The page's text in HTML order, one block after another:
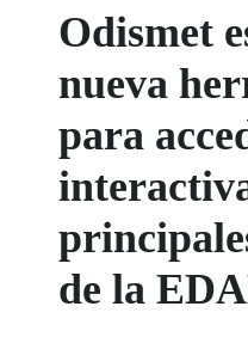
Odismet
nueva
para
de la